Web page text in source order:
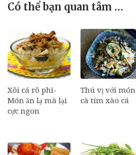
Có thể bạn quan tâm …
Xôi cá rô phi-
Món ăn lạ mà lại
cực ngon
Thú vị với món
cà tím xào cá